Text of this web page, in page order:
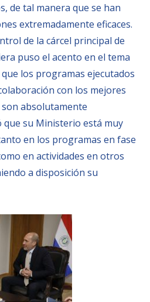
de tal manera que se han
extremadamente eficaces.
de la cárcel principal de
puso el acento en el tema
los programas ejecutados
con los mejores
absolutamente
que su Ministerio está muy
en los programas en fase
en actividades en otros
a disposición su